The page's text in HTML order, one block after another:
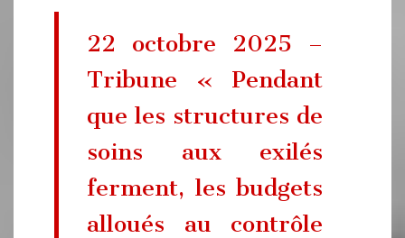
22 octobre 2025 –
Tribune « Pendant
que les structures de
soins aux exilés
ferment, les budgets
­alloués au contrôle